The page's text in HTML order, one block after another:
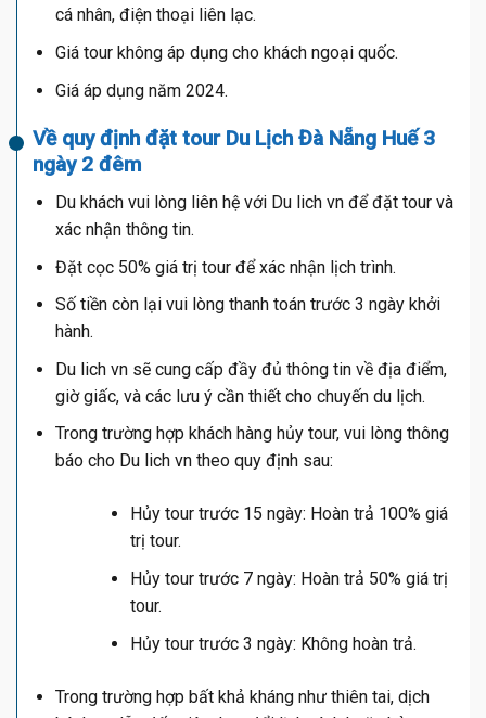
cá nhân, điện thoại liên lạc.
Giá tour không áp dụng cho khách ngoại quốc.
Giá áp dụng năm 2024.
Về quy định đặt tour Du Lịch Đà Nẵng Huế 3
ngày 2 đêm
Du khách vui lòng liên hệ với Du lich vn để đặt tour và
xác nhận thông tin.
Đặt cọc 50% giá trị tour để xác nhận lịch trình.
Số tiền còn lại vui lòng thanh toán trước 3 ngày khởi
hành.
Du lich vn sẽ cung cấp đầy đủ thông tin về địa điểm,
giờ giấc, và các lưu ý cần thiết cho chuyến du lịch.
Trong trường hợp khách hàng hủy tour, vui lòng thông
báo cho Du lich vn theo quy định sau:
Hủy tour trước 15 ngày: Hoàn trả 100% giá
trị tour.
Hủy tour trước 7 ngày: Hoàn trả 50% giá trị
tour.
Hủy tour trước 3 ngày: Không hoàn trả.
Trong trường hợp bất khả kháng như thiên tai, dịch